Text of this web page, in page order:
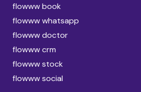
flowww book
flowww whatsapp
flowww doctor
flowww crm
flowww stock
flowww social